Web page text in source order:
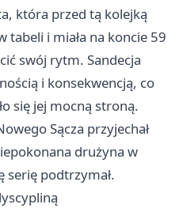
która przed tą kolejką
tabeli i miała na koncie 59
swój rytm. Sandecja
i konsekwencją, co
się jej mocną stroną.
Sącza przyjechał
drużyna w
serię podtrzymał.